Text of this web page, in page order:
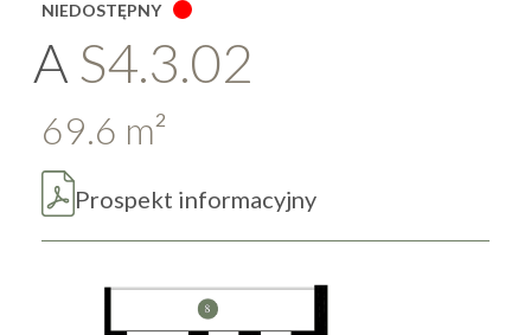
NIEDOSTĘPNY
A S4.3.02
69.6 m2
Prospekt informacyjny